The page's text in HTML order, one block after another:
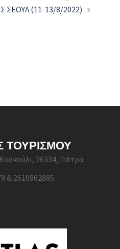
(11-13/8/2022)
ΤΟΥΡΙΣΜΟΎ
26334, Πάτρα
& 2610962885